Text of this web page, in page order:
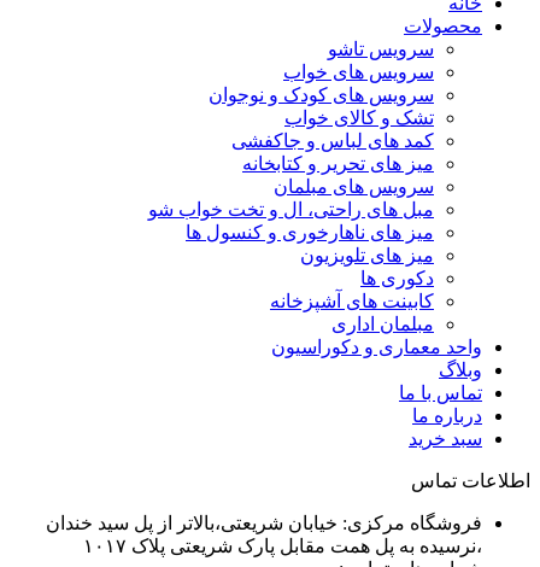
محصولات
سرویس تاشو
سرویس های خواب
سرویس های کودک و نوجوان
تشک و کالای خواب
کمد های لباس و جاکفشی
میز های تحریر و کتابخانه
سرویس های مبلمان
مبل های راحتی، ال و تخت خواب شو
میز های ناهارخوری و کنسول ها
میز های تلویزیون
دکوری ها
کابینت های آشپزخانه
مبلمان اداری
واحد معماری و دکوراسیون
وبلاگ
تماس با ما
درباره ما
سبد خرید
اطلاعات تماس
فروشگاه مرکزی: خیابان شریعتی،بالاتر از پل سید خندان
،نرسیده به پل همت مقابل پارک شریعتی پلاک ۱۰۱۷